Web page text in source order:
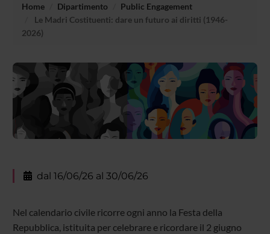
Home Dipartimento
Public Engagement
Le Madri Costituenti: dare un futuro ai diritti (1946-
2026)
dal 16/06/26 al 30/06/26
Nel calendario civile ricorre ogni anno la Festa della
Repubblica, istituita per celebrare e ricordare il 2 giugno